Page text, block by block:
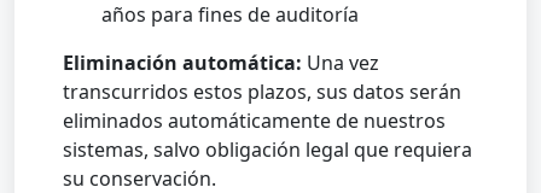
años para fines de auditoría
Eliminación automática: Una vez
transcurridos estos plazos, sus datos serán
eliminados automáticamente de nuestros
sistemas, salvo obligación legal que requiera
su conservación.